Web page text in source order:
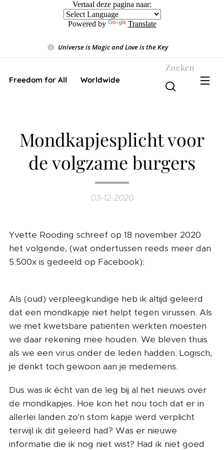
Vertaal deze pagina naar:
Powered by Translate
Universe is Magic and Love is the Key❤️
Freedom for All ❤️ Worldwide
Zoeken
Mondkapjesplicht voor
de volgzame burgers
03-12-2020
Yvette Rooding schreef op 18 november 2020
het volgende, (wat ondertussen reeds meer dan
5.500x is gedeeld op Facebook):
Als (oud) verpleegkundige heb ik altijd geleerd
dat een mondkapje niet helpt tegen virussen. Als
we met kwetsbare patiënten werkten moesten
we daar rekening mee houden. We bleven thuis
als we een virus onder de leden hadden. Logisch,
je denkt toch gewoon aan je medemens.
Dus was ik écht van de leg bij al het nieuws over
de mondkapjes. Hoe kon het nou toch dat er in
allerlei landen zo'n stom kapje werd verplicht
terwijl ik dit geleerd had? Was er nieuwe
informatie die ik nog niet wist? Had ik niet goed